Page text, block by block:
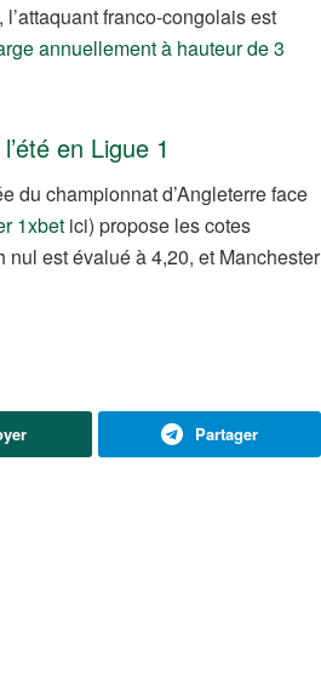
, l’attaquant franco-congolais est
annuellement à hauteur de 3
en Ligue 1
du championnat d’Angleterre face
1xbet ici) propose les cotes
est évalué à 4,20, et Manchester
Partager